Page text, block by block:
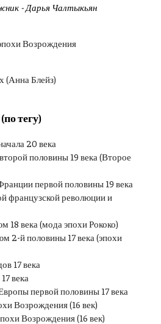
- Дарья Чалтыкьян
Возрождения
(Анна Блейз)
тегу)
20 века
половины 19 века (Второе
первой половины 19 века
французской революции и
18 века (мода эпохи Рококо)
2-й половины 17 века (эпохи
17 века
века
первой половины 17 века
Возрождения (16 век)
Возрождения (16 век)